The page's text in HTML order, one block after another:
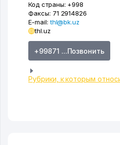
Код страны: +998
Факсы: 71 2914826
E-mail:thl@bk.uz
thl.uz
+99871 ...Позвонить
Рубрики, к которым